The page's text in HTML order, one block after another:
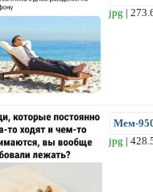
jpg |
Мем-
jpg |